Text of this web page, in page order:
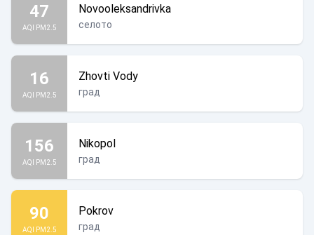
47
AQI PM2.5
Novooleksandrivka
селото
16
AQI PM2.5
Zhovti Vody
град
156
AQI PM2.5
Nikopol
град
90
AQI PM2.5
Pokrov
град